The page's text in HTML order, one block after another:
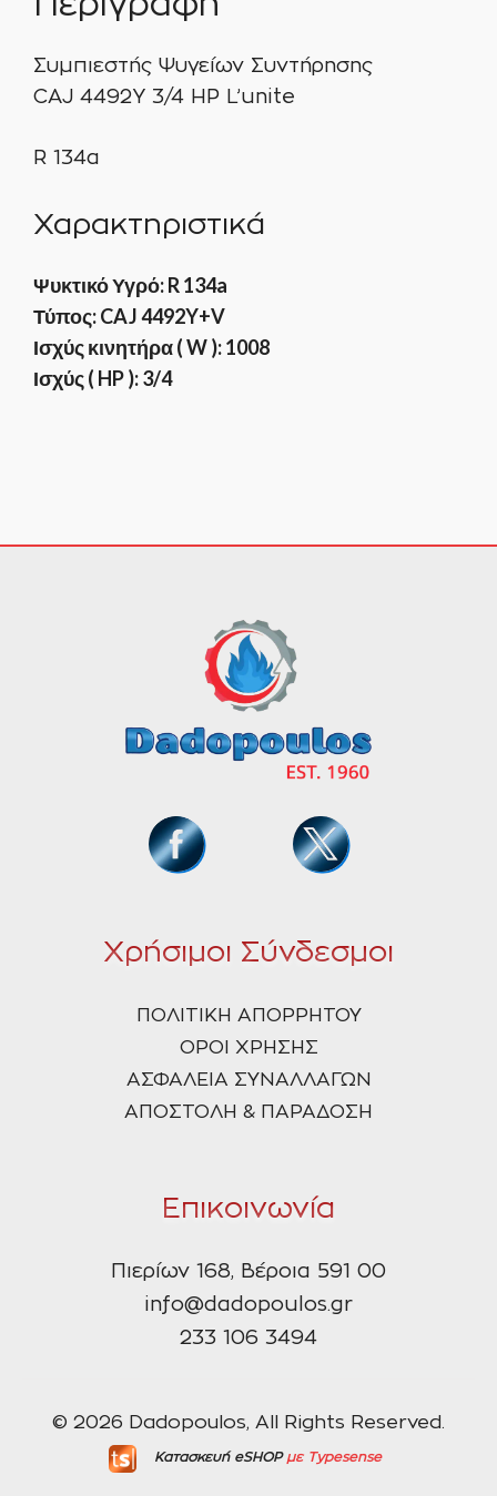
Συμπιεστής Ψυγείων Συντήρησης
CAJ 4492Y 3/4 ΗΡ L’unite
R 134a
Χαρακτηριστικά
Ψυκτικό Υγρό: R 134a
Τύπος: CAJ 4492Y+V
Ισχύς κινητήρα ( W ): 1008
Ισχύς ( HP ): 3/4
Χρήσιμοι Σύνδεσμοι
ΠΟΛΙΤΙΚΗ ΑΠΟΡΡΗΤΟΥ
ΟΡΟΙ ΧΡΗΣΗΣ
ΑΣΦΑΛΕΙΑ ΣΥΝΑΛΛΑΓΩΝ
ΑΠΟΣΤΟΛΗ & ΠΑΡΑΔΟΣΗ
Επικοινωνία
Πιερίων 168, Βέροια 591 00
info@dadopoulos.gr
233 106 3494
© 2026 Dadopoulos, All Rights Reserved.
Κατασκευή eSHOPμε Typesense